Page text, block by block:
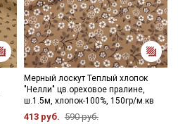
Мерный лоскут Теплый хлопок
"Нелли" цв.ореховое пралине,
ш.1.5м, хлопок-100%, 150гр/м.кв
413 руб. 590 руб.